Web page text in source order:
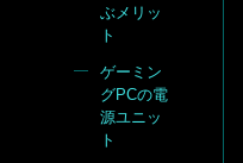
ぶメリッ
ト
ゲーミン
グPCの電
源ユニッ
ト